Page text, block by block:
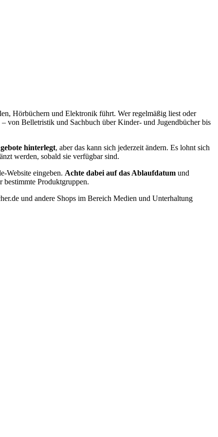
Hörbüchern und Elektronik führt. Wer regelmäßig liest oder
von Belletristik und Sachbuch über Kinder- und Jugendbücher bis
hinterlegt, aber das kann sich jederzeit ändern. Es lohnt sich
werden, sobald sie verfügbar sind.
Website eingeben. Achte dabei auf das Ablaufdatum und
Produktgruppen.
und andere Shops im Bereich Medien und Unterhaltung